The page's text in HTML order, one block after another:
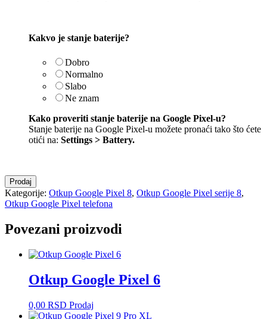
Kakvo je stanje baterije?
Dobro
Normalno
Slabo
Ne znam
Kako proveriti stanje baterije na Google Pixel-u?
Stanje baterije na Google Pixel-u možete pronaći tako što ćete
otići na: Settings > Battery.
Otkup
Google
Pixel
količina
Prodaj
Kategorije: Otkup Google Pixel 8, Otkup Google Pixel serije 8,
Otkup Google Pixel telefona
Povezani proizvodi
Otkup Google Pixel 6
0,00 RSD Prodaj